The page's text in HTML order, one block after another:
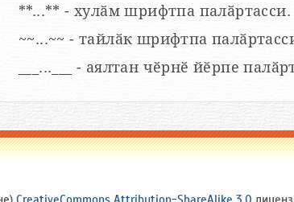
**...** - хулӑм шрифтпа палӑртасси.
~~...~~ - тайлӑк шрифтпа
___...___ - аялтан чӗрнӗ йӗрпе